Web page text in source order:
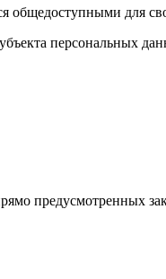
для
персональных
предусмотренных